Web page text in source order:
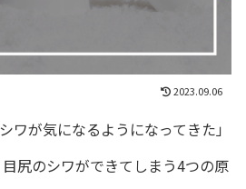
2023.09.06
ワが気になるようになってきた」
尻のシワができてしまう4つの原